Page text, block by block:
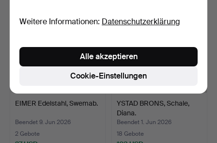
EIMER Edelstahl, Swemab.
Beendet 9. Jun 2026
2 Gebote
YSTAD BRONS, Schale,
Diana.
Beendet 1. Jun 2026
18 Gebote
Weitere Informationen: Datenschutzerklärung
Cookie-Einstellungen
Alle akzeptieren